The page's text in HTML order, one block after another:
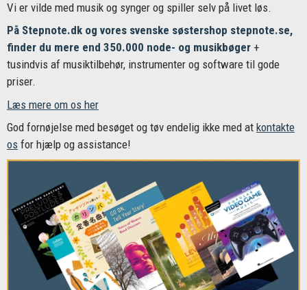
Vi er vilde med musik og synger og spiller selv på livet løs.
På Stepnote.dk og vores svenske søstershop stepnote.se,
finder du mere end 350.000 node- og musikbøger +
tusindvis af musiktilbehør, instrumenter og software til gode
priser.
Læs mere om os her
God fornøjelse med besøget og tøv endelig ikke med at kontakte
os for hjælp og assistance!